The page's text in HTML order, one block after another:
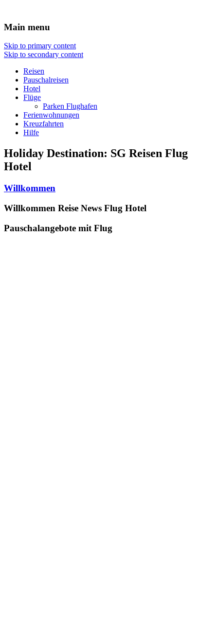
Travel : De
Main menu
Skip to primary content
Skip to secondary content
Reisen
Pauschalreisen
Hotel
Flüge
Parken Flughafen
Ferienwohnungen
Kreuzfahrten
Hilfe
Holiday Destination: SG Reisen Flug
Hotel
Willkommen
Willkommen Reise News Flug Hotel
Pauschalangebote mit Flug